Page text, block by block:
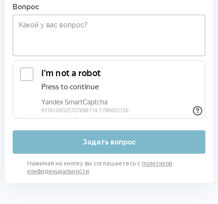
Вопрос
Задать вопрос
Нажимая на кнопку вы соглашаетесь с политикой
конфиденциальности